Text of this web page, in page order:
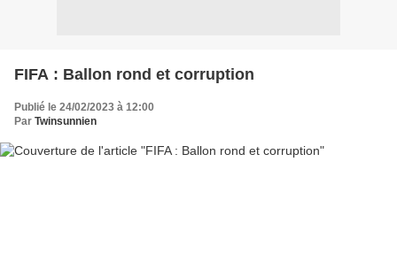
FIFA : Ballon rond et corruption
Publié le 24/02/2023 à 12:00
Par Twinsunnien